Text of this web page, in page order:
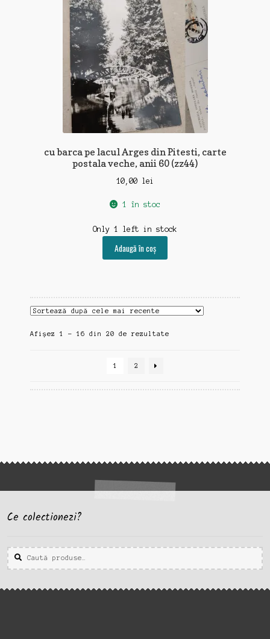
cu barca pe lacul Arges din Pitesti, carte
postala veche, anii 60 (zz44)
10,00 lei
1 în stoc
Only 1 left in stock
Adaugă în coș
Afișez 1 - 16 din 20 de rezultateSortat
1 2
Ce colectionezi?
Caută
după:
Caută